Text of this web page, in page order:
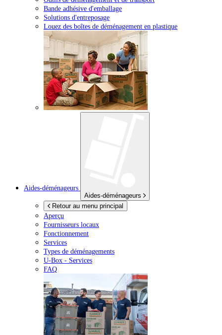
Bande adhésive d'emballage
Solutions d'entreposage
Louez des boîtes de déménagement en plastique
Aides-déménageurs
Aides-déménageurs
Retour au menu principal
Aperçu
Fournisseurs locaux
Fonctionnement
Services
Types de déménagements
U-Box - Services
FAQ